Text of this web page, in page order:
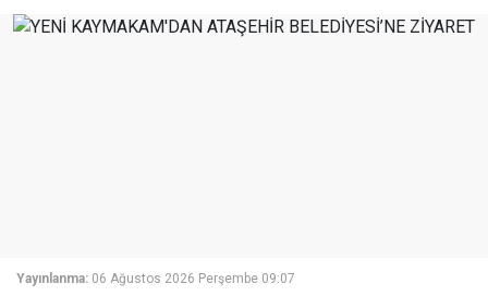
Yayınlanma: 06 Ağustos 2026 Perşembe 09:07